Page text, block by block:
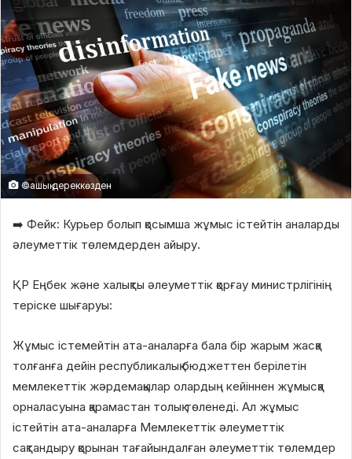
©ашық дереккөзден
➡️ Фейк: Курьер болып қосымша жұмыс істейтін аналарды
әлеуметтік төлемдерден айыру.
ҚР Еңбек және халықты әлеуметтік қорғау министрлігінің
теріске шығаруы:
Жұмыс істемейтін ата-аналарға бала бір жарым жасқа
толғанға дейін республикалық бюджеттен берілетін
мемлекеттік жәрдемақылар олардың кейіннен жұмысқа
орналасуына қарамастан толық төленеді. Ал жұмыс
істейтін ата-аналарға Мемлекеттік әлеуметтік
сақтандыру қорынан тағайындалған әлеуметтік төлемдер